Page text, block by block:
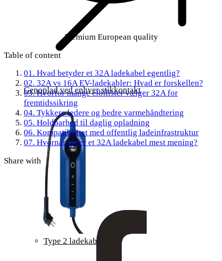
Genoplad ved enhver stikkontakt
Type 2 ladekabel
Premium European quality
Table of content
01. Hvad betyder et 32A ladekabel egentlig?
02. 32A vs 16A EV-ladekabler: Hvad er forskellen?
03. Hvorfor mange elbilister vælger 32A for
fremtidssikring
04. Tykkere ledere og bedre varmehåndtering
05. Holdbarhed til daglig opladning
06. Kompatibilitet med offentlig ladeinfrastruktur
07. Hvornår giver et 32A ladekabel mest mening?
Share with